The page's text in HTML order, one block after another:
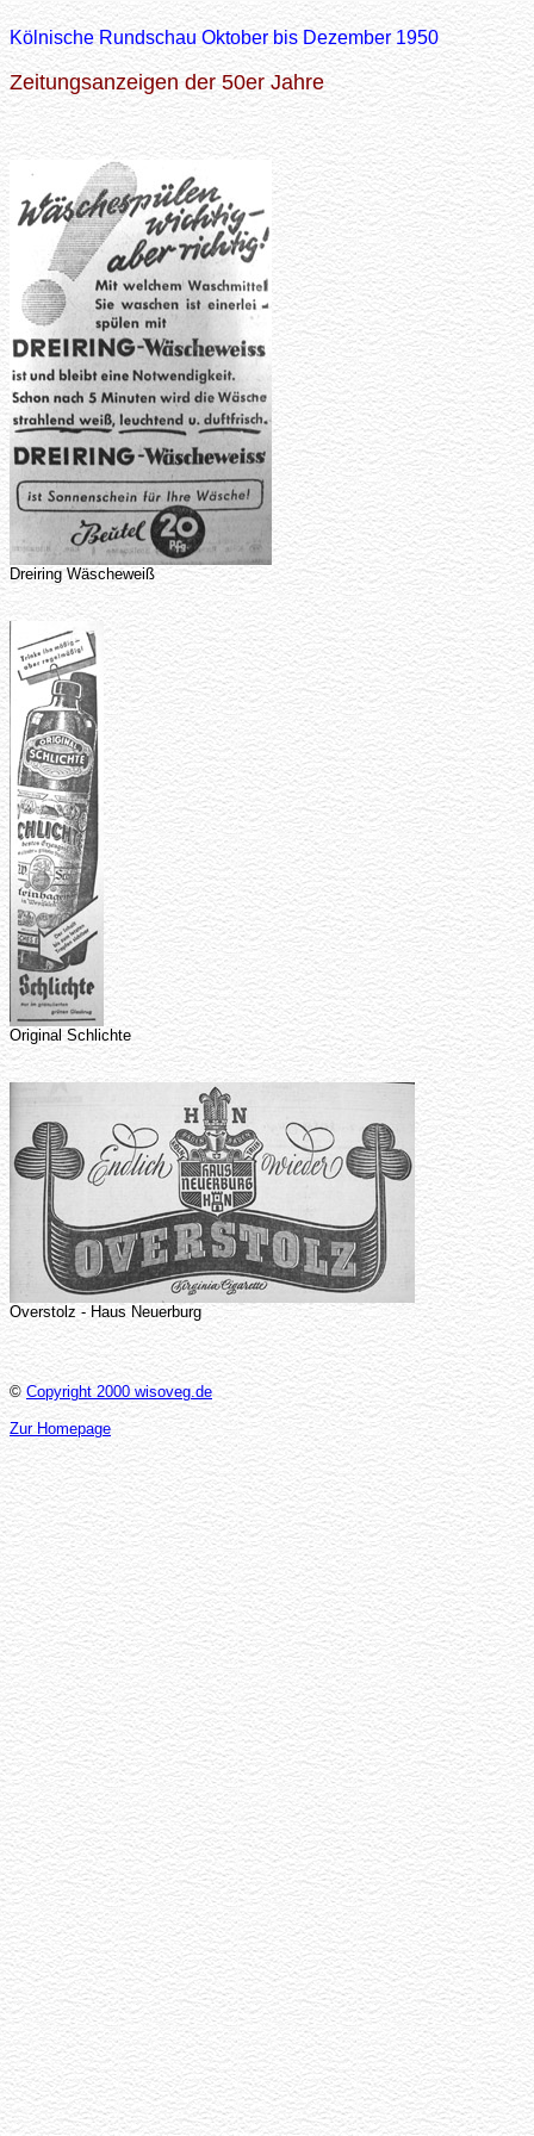
Kölnische Rundschau Oktober bis Dezember 1950
Zeitungsanzeigen der 50er Jahre
Dreiring Wäscheweiß
Original Schlichte
Overstolz - Haus Neuerburg
© Copyright 2000 wisoveg.de
Zur Homepage